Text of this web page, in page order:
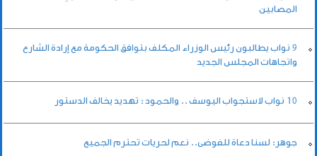
المصابين
9 نواب يطالبون رئيس الوزراء المكلف بتوافق الحكومة مع إرادة الشارع
واتجاهات المجلس الجديد
10 نواب لاستجواب اليوسف .. والحمود : تهديد يخالف الدستور
جوهر: لسنا دعاة للفوضى.. نعم لحريات تحترم الجميع